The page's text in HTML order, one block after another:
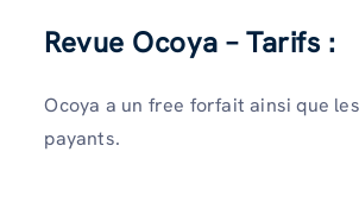
Revue Ocoya – Tarifs :
Ocoya a un free forfait ainsi que
payants.